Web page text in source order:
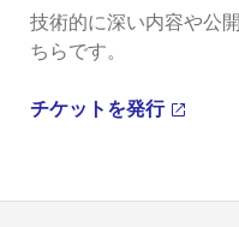
技術的に深い内容や公
ちらです。
チケットを発行